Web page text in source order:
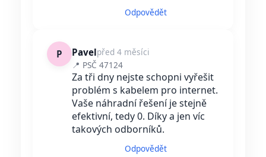
Odpovědět
P Pavelpřed 4 měsíci
📍 PSČ 47124
Za tři dny nejste schopni vyřešit
problém s kabelem pro internet.
Vaše náhradní řešení je stejně
efektivní, tedy 0. Díky a jen víc
takových odborníků.
Odpovědět